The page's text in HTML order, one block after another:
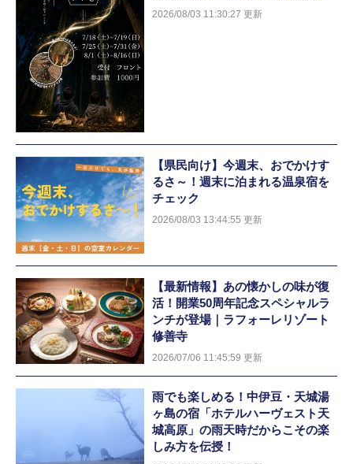
2026/08/03 11:30:27 更新
【県民向け】今週末、おでかけす
るさ～！週末に泊まれる温泉宿を
チェック
2026/08/03 13:44:55 更新
【最新情報】あの懐かしの味が復
活！開業50周年記念スペシャルラ
ンチが登場｜ラフォーレリゾート
修善寺
2026/07/06 11:45:59 更新
雨でも楽しめる！中伊豆・天城湯
ヶ島の宿「ホテルハーヴェスト天
城高原」の雨天時だからこその楽
しみ方を伝授！